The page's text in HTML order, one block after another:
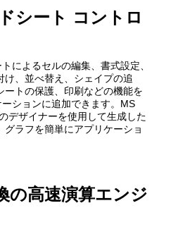
シート コントロ
によるセルの編集、書式設定、
、並べ替え、シェイプの追
ートの保護、印刷などの機能を
ションに追加できます。MS
デザイナーを使用して生成した
ラフを簡単にアプリケーショ
の高速演算エンジ